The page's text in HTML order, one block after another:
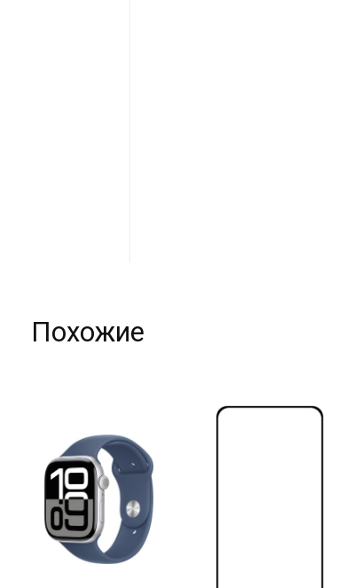
Похожие